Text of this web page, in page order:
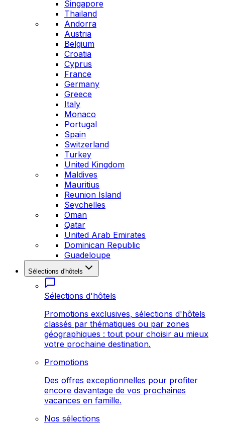
Singapore
Thailand
Andorra
Austria
Belgium
Croatia
Cyprus
France
Germany
Greece
Italy
Monaco
Portugal
Spain
Switzerland
Turkey
United Kingdom
Maldives
Mauritius
Reunion Island
Seychelles
Oman
Qatar
United Arab Emirates
Dominican Republic
Guadeloupe
Sélections d'hôtels
Sélections d'hôtels
Promotions exclusives, sélections d'hôtels
classés par thématiques ou par zones
géographiques : tout pour choisir au mieux
votre prochaine destination.
Promotions
Des offres exceptionnelles pour profiter
encore davantage de vos prochaines
vacances en famille.
Nos sélections